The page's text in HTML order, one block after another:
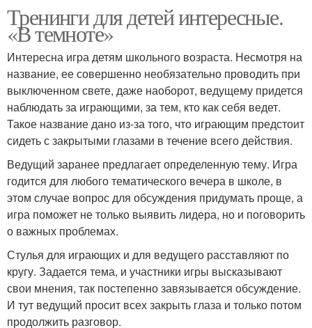
Тренинги для детей интересные.
«В темноте»
Интересна игра детям школьного возраста. Несмотря на
название, ее совершенно необязательно проводить при
выключенном свете, даже наоборот, ведущему придется
наблюдать за играющими, за тем, кто как себя ведет.
Такое название дано из-за того, что играющим предстоит
сидеть с закрытыми глазами в течение всего действия.
Ведущий заранее предлагает определенную тему. Игра
годится для любого тематического вечера в школе, в
этом случае вопрос для обсуждения придумать проще, а
игра поможет не только выявить лидера, но и поговорить
о важных проблемах.
Стулья для играющих и для ведущего расставляют по
кругу. Задается тема, и участники игры высказывают
свои мнения, так постепенно завязывается обсуждение.
И тут ведущий просит всех закрыть глаза и только потом
продолжить разговор.